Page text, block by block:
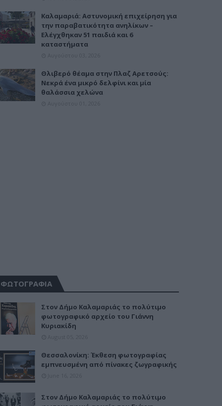
Καλαμαριά: Αστυνομική επιχείρηση για
την παραβατικότητα ανηλίκων –
Ελέγχθηκαν 51 παιδιά και 6
καταστήματα
Θλιβερό θέαμα στην Πλαζ Αρετσούς:
Νεκρά ένα μικρό δελφίνι και μία
θαλάσσια χελώνα
ΦΩΤΟΓΡΑΦΙΑ
Στον Δήμο Καλαμαριάς το πολύτιμο
φωτογραφικό αρχείο του Γιάννη
Κυριακίδη
Θεσσαλονίκη: Έκθεση φωτογραφίας
εμπνευσμένη από πίνακες ζωγραφικής
Στον Δήμο Καλαμαριάς το πολύτιμο